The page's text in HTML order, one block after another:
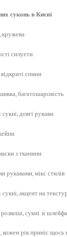
суконь в Києві
кружева
силуети
спини
багатошаровість
довгі рукави
з тканини
рукавами, мікс стилів
акцент на
сукні зі
рік приніс щось